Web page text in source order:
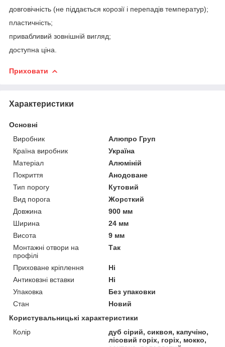
довговічність (не піддається корозії і перепадів температур);
пластичність;
привабливий зовнішній вигляд;
доступна ціна.
Приховати
Характеристики
Основні
Виробник
Алюпро Груп
Країна виробник
Україна
Матеріал
Алюміній
Покриття
Анодоване
Тип порогу
Кутовий
Вид порога
Жорсткий
Довжина
900 мм
Ширина
24 мм
Висота
9 мм
Монтажні отвори на
профілі
Так
Приховане кріплення
Ні
Антиковзні вставки
Ні
Упаковка
Без упаковки
Стан
Новий
Користувальницькі характеристики
Колір
дуб сірий, сиквоя, капучіно,
лісовий горіх, горіх, мокко,